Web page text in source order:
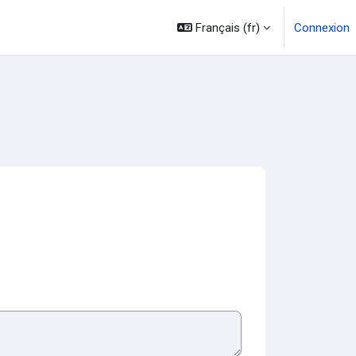
Français ‎(fr)‎ Connexion